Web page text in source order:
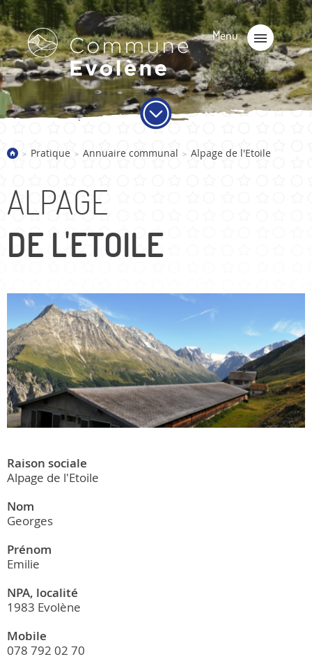
> Pratique > Annuaire communal > Alpage de l'Etoile
ALPAGE
DE L'ETOILE
Raison sociale
Alpage de l'Etoile
Nom
Georges
Prénom
Emilie
NPA, localité
1983 Evolène
Mobile
078 792 02 70